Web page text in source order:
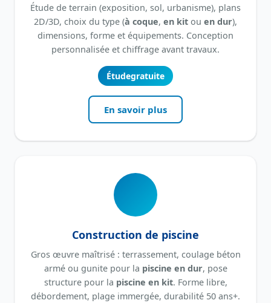
Étude de terrain (exposition, sol, urbanisme), plans
2D/3D, choix du type (à coque, en kit ou en dur),
dimensions, forme et équipements. Conception
personnalisée et chiffrage avant travaux.
Étudegratuite
En savoir plus
Construction de piscine
Gros œuvre maîtrisé : terrassement, coulage béton
armé ou gunite pour la piscine en dur, pose
structure pour la piscine en kit. Forme libre,
débordement, plage immergée, durabilité 50 ans+.